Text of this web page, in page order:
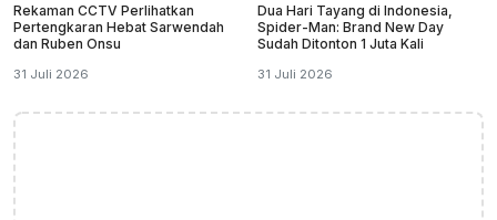
Rekaman CCTV Perlihatkan
Pertengkaran Hebat Sarwendah
dan Ruben Onsu
31 Juli 2026
Dua Hari Tayang di Indonesia,
Spider-Man: Brand New Day
Sudah Ditonton 1 Juta Kali
31 Juli 2026